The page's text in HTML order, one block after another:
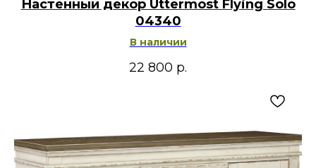
Настенный декор Uttermost Flying Solo
04340
В наличии
22 800 р.